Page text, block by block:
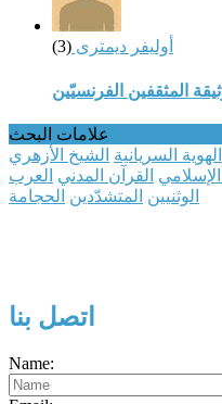
أوليفر ديمترى (3)
المثقفين الفرنسيّين
علامات البحث
الهوية السريانية الشيخ الأزهري
القرآن المدني العرب
الوثنيين المتشدّدين الحجامة
اتصل بنا
Name: